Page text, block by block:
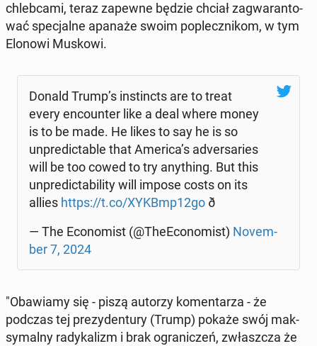
chleb­ca­mi, teraz zapewne będzie chciał za­gwa­ran­to­
wać spe­cjal­ne apanaże swoim po­plecz­ni­kom, w tym
Elonowi Muskowi.
Donald Trump’s in­stincts are to treat
every en­co­un­ter like a deal where money
is to be made. He likes to say he is so
unpre­dic­ta­ble that America’s ad­ver­sa­ries
will be too cowed to try any­thing. But this
unpre­dic­ta­bi­li­ty will impose costs on its
allies https://t.co/XYKBmp12go ð
— The Eco­no­mist (@The­Eco­no­mist) No­vem­
ber 7, 2024
"Oba­wia­my się - piszą autorzy ko­men­ta­rza - że
podczas tej pre­zy­den­tu­ry (Trump) pokaże swój mak­
sy­mal­ny ra­dy­ka­lizm i brak ogra­ni­czeń, zwłasz­cza że